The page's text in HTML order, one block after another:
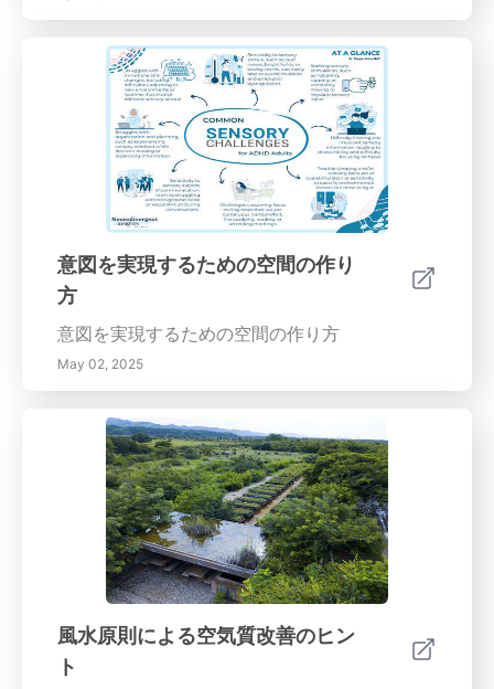
効果を確認し、デザイン目標に合致することを
確認してください。一般的な色の間違い色を選
ぶときに風水の影響を無視すると、小さな空間
に暗すぎる色調を選ぶことなど、悪影響を引き
起こすことがあります。これは光と開放感の認
識を減少させます。自然光と色の選択間の相互
作用を理解することで、これらの落とし穴を避
けることができます。風水デザインにおける色
に関する最終的な考え風水での色を効果的に使
用することは、美的なものを超え、生活空間全
体のエネルギーを高めます。色彩理論と感情的
反応を把握することで、個人の目標に調和した
の選択を評価および調整し、変化する気分や機
能に合わせて、あなたの家が調和の聖域であり
続けるようにします。特定の部屋の用途- リビ
ングルーム: 赤やオレンジのような暖かい色は
快適さと社交的な相互作用を促進します。- キ
ッチン: ダイやミックな色合いは創造性と食欲
を促進し、コミュニティの中心を作ります。-
寝室: 柔らかな青や緑は静けさを育んで睡眠の
質を高めます。風水における色の重要性を受け
入れ、バランスの取れた活気のある家庭環境を
ネルギーを高めるために風水のバグアマップに
合わせるべきです。たとえば、活気のある赤は
空間に活力を与え、穏やかな青は落ち着きを高
めます。風水における色彩心理の理解色彩心理
は風水において非常に重要です。特定の色が環
境内のエネルギーレベルを刺激したり、落ち着
けたりする可能性があるためです。赤やオレン
ジのような暖色はエネルギーを高め、活発な空
間に適していますが、青や緑のような寒色はリ
ラックスを促進し、寝室や瞑想スペースに最適
です。配置に関するベストプラクティス気の流
れを理解することは、装飾的なボウルを戦略的
に配置するために不可欠です。入口やダイニン
グテーブルなど、エネルギーを視覚的に捉える
ことができる場所にボウルを配置することで、
それらのポジティブな効果を強化することがで
きます。果物や石、その他の重要なシンボルの
ような意味のあるアイテムでボウルを満たして
おくことは、ポジティブなエネルギーをさらに
高めることができます。ボウルに象徴的なアイ
テムを組み入れる象徴的なアイテムは、装飾的
なボウル内のエネルギーに大きく影響します。
ローズクォーツのようなクリスタルは、愛と平
和を促進する特定の周波数と共鳴し、あなたの
空間のエネルギーを豊かにします。これらのア
イテムを定期的に更新することで、活力あるエ
意図を実現するための空間の作り
方
意図を実現するための空間の作り方
May 02, 2025
風水原則による空気質改善のヒン
ト